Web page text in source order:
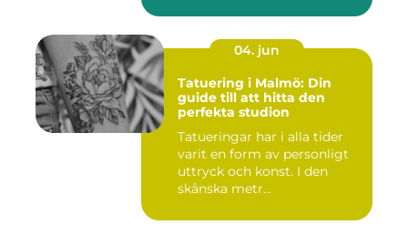
04. jun
Tatuering i Malmö: Din
guide till att hitta den
perfekta studion
Tatueringar har i alla tider
varit en form av personligt
uttryck och konst. I den
skånska metr...